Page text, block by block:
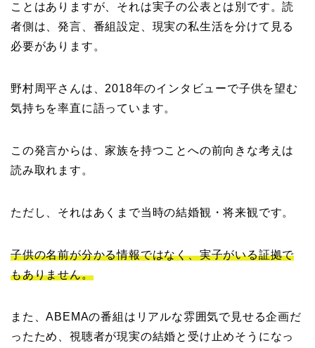
ことはありますが、それは実子の公表とは別です。読
者側は、発言、番組設定、現実の私生活を分けて見る
必要があります。
野村周平さんは、2018年のインタビューで子供を望む
気持ちを率直に語っています。
この発言からは、家族を持つことへの前向きな考えは
読み取れます。
ただし、それはあくまで当時の結婚観・将来観です。
子供の名前が分かる情報ではなく、実子がいる証拠で
もありません。
また、ABEMAの番組はリアルな雰囲気で見せる企画だ
ったため、視聴者が現実の結婚と受け止めそうになっ